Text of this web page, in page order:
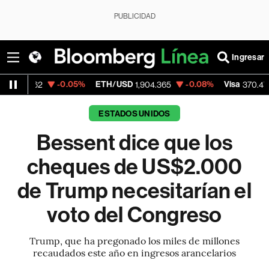
PUBLICIDAD
Ingresar
-0.05% ETH/USD 1,904.365 -0.08% Visa 370.47 +0.52%
ESTADOS UNIDOS
Bessent dice que los
cheques de US$2.000
de Trump necesitarían el
voto del Congreso
Trump, que ha pregonado los miles de millones
recaudados este año en ingresos arancelarios